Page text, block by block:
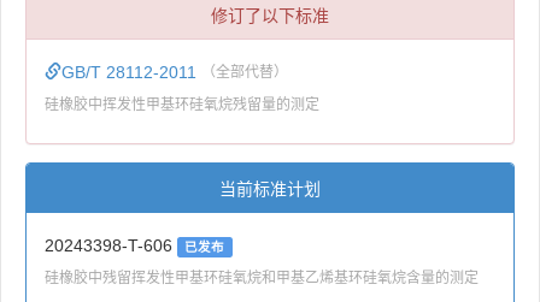
修订了以下标准
GB/T 28112-2011 （全部代替）
硅橡胶中挥发性甲基环硅氧烷残留量的测定
当前标准计划
20243398-T-606 已发布
硅橡胶中残留挥发性甲基环硅氧烷和甲基乙烯基环硅氧烷含量的测定